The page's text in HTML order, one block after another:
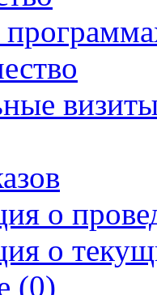
о
о
(0)